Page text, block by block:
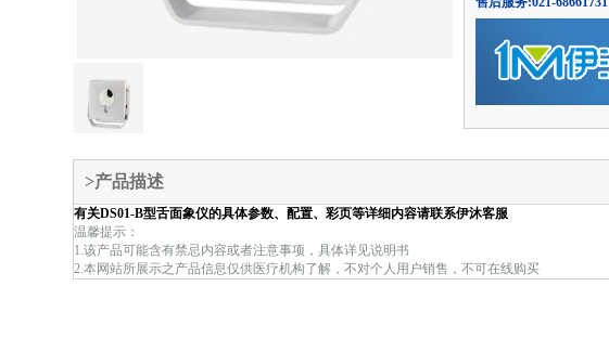
>产品描述
有关DS01-B型舌面象仪的具体参数、配置、彩页等详细内容请联系伊沐客服
温馨提示：
1.该产品可能含有禁忌内容或者注意事项，具体详见说明书
2.本网站所展示之产品信息仅供医疗机构了解，不对个人用户销售，不可在线购买